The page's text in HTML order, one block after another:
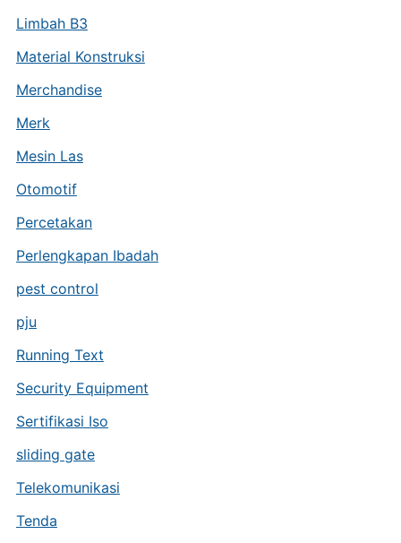
Limbah B3
Material Konstruksi
Merchandise
Merk
Mesin Las
Otomotif
Percetakan
Perlengkapan Ibadah
pest control
pju
Running Text
Security Equipment
Sertifikasi Iso
sliding gate
Telekomunikasi
Tenda